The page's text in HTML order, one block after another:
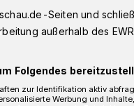
für Sonntag
Seiten und
außerhalb des
Folgendes
zur Identifikation aktiv
Werbung und